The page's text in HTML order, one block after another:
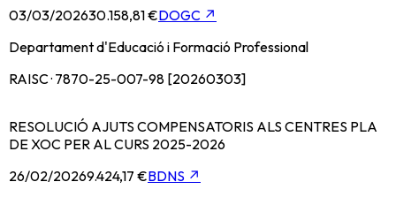
03/03/202630.158,81 €DOGC ↗
Departament d'Educació i Formació Professional
RAISC · 7870-25-007-98 [20260303]
RESOLUCIÓ AJUTS COMPENSATORIS ALS CENTRES PLA
DE XOC PER AL CURS 2025-2026
26/02/20269.424,17 €BDNS ↗